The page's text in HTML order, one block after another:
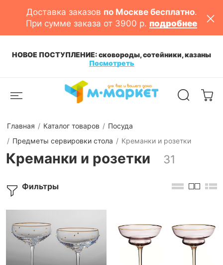
Доставка заказов по Москве бесплатно.
При сумме заказа от 3900 р. подробнее
НОВОЕ ПОСТУПЛЕНИЕ: сковороды, сотейники, казаны
Посмотреть
Главная Каталог товаров
Посуда
Предметы сервировки стола
Креманки и розетки
Креманки и розетки 31
Фильтры